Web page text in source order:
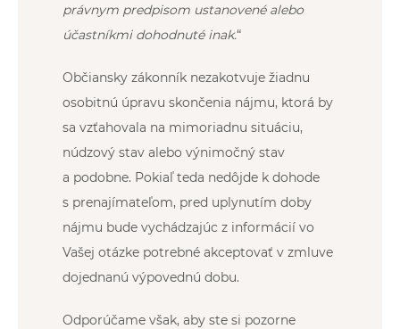
právnym predpisom ustanovené alebo
účastníkmi dohodnuté inak.“
Občiansky zákonník nezakotvuje žiadnu
osobitnú úpravu skončenia nájmu, ktorá by
sa vzťahovala na mimoriadnu situáciu,
núdzový stav alebo výnimočný stav
a podobne. Pokiaľ teda nedôjde k dohode
s prenajímateľom, pred uplynutím doby
nájmu bude vychádzajúc z informácií vo
Vašej otázke potrebné akceptovať v zmluve
dojednanú výpovednú dobu.
Odporúčame však, aby ste si pozorne